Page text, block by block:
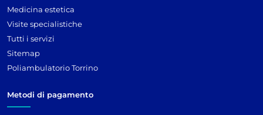
Medicina estetica
Visite specialistiche
Tutti i servizi
Sitemap
Poliambulatorio Torrino
Metodi di pagamento